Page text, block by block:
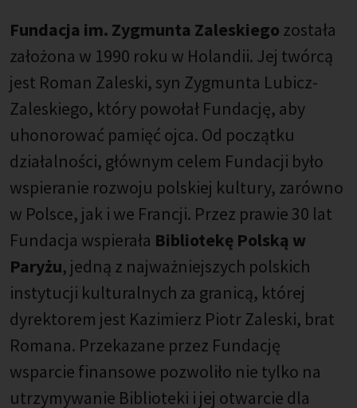
Fundacja im. Zygmunta Zaleskiego została
założona w 1990 roku w Holandii. Jej twórcą
jest Roman Zaleski, syn Zygmunta Lubicz-
Zaleskiego, który powołał Fundację, aby
uhonorować pamięć ojca. Od początku
działalności, głównym celem Fundacji było
wspieranie rozwoju polskiej kultury, zarówno
w Polsce, jak i we Francji. Przez prawie 30 lat
Fundacja wspierała Bibliotekę Polską w
Paryżu, jedną z najważniejszych polskich
instytucji kulturalnych za granicą, której
dyrektorem jest Kazimierz Piotr Zaleski, brat
Romana. Przekazane przez Fundację
wsparcie finansowe pozwoliło nie tylko na
utrzymywanie Biblioteki i jej otwarcie dla